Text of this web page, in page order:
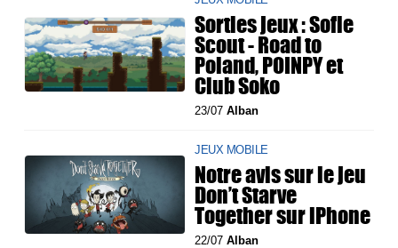
Sorties jeux : Sofie
Scout - Road to
Poland, POINPY et
Club Soko
23/07Alban
JEUX MOBILE
Notre avis sur le jeu
Don’t Starve
Together sur iPhone
22/07Alban